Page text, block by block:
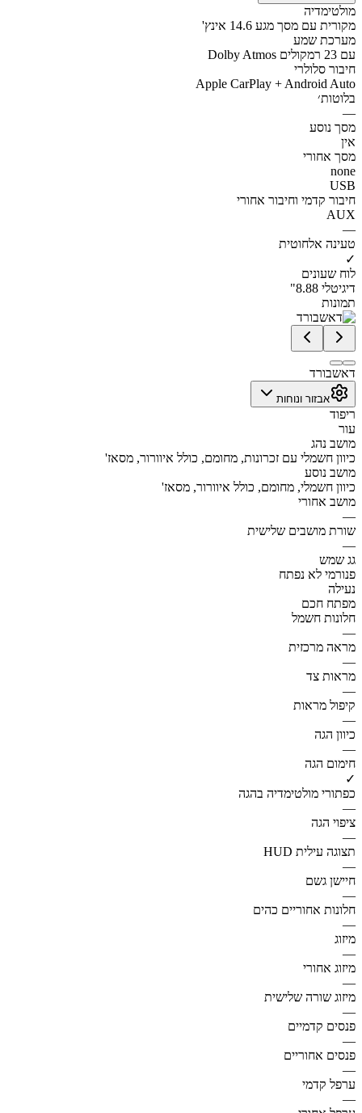
מולטימדיה
מקורית עם מסך מגע 14.6 אינץ'
מערכת שמע
Dolby Atmos עם 23 רמקולים
חיבור סלולרי
Apple CarPlay + Android Auto
בלוטות׳
—
מסך נוסע
אין
מסך אחורי
none
USB
חיבור קדמי וחיבור אחורי
AUX
—
טעינה אלחוטית
✓
לוח שעונים
דיגיטלי 8.88"
תמונות
דאשבורד
אבזור ונוחות
ריפוד
עור
מושב נהג
כיוון חשמלי עם זכרונות, מחומם, כולל איוורור, מסאז'
מושב נוסע
כיוון חשמלי, מחומם, כולל איוורור, מסאז'
מושב אחורי
—
שורת מושבים שלישית
—
גג שמש
פנורמי לא נפתח
נעילה
מפתח חכם
חלונות חשמל
—
מראה מרכזית
—
מראות צד
—
קיפול מראות
—
כיוון הגה
—
חימום הגה
✓
כפתורי מולטימדיה בהגה
—
ציפוי הגה
—
תצוגה עילית HUD
—
חיישן גשם
—
חלונות אחוריים כהים
—
מיזוג
—
מיזוג אחורי
—
מיזוג שורה שלישית
—
פנסים קדמיים
—
פנסים אחוריים
—
ערפל קדמי
—